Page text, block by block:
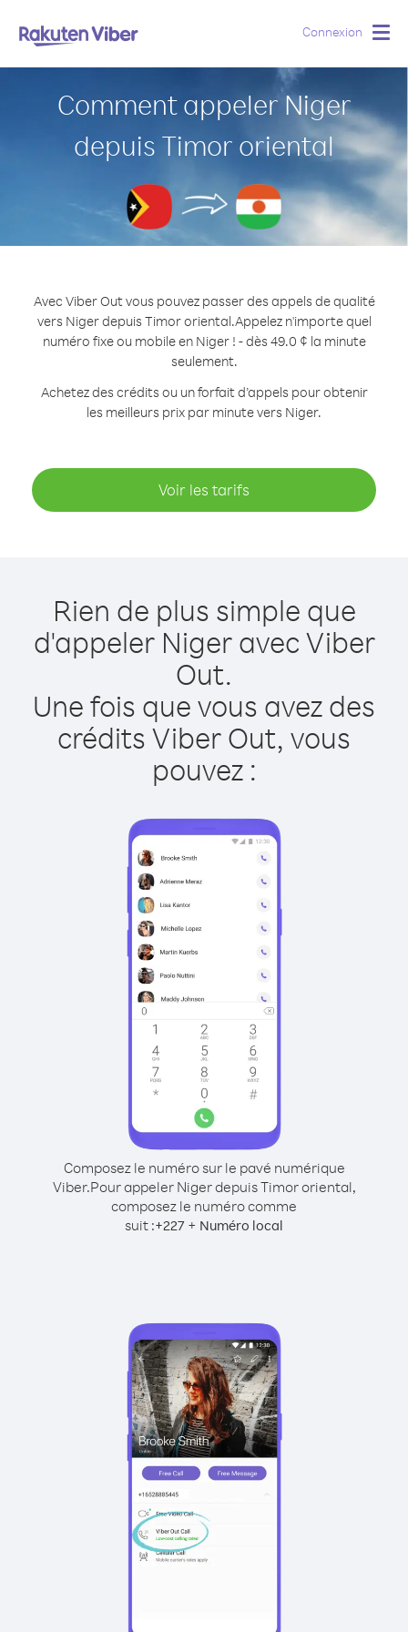
Connexion
Comment appeler Niger
depuis Timor oriental
Avec Viber Out vous pouvez passer des appels de qualité
vers Niger depuis Timor oriental.Appelez n'importe quel
numéro fixe ou mobile en Niger ! - dès 49.0 ¢ la minute
seulement.
Achetez des crédits ou un forfait d’appels pour obtenir
les meilleurs prix par minute vers Niger.
Voir les tarifs
Rien de plus simple que
d'appeler Niger avec Viber
Out.
Une fois que vous avez des
crédits Viber Out, vous
pouvez :
Composez le numéro sur le pavé numérique
Viber.Pour appeler Niger depuis Timor oriental,
composez le numéro comme
suit :+227 + Numéro local